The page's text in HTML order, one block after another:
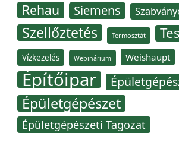
Rehau Siemens
Szellőztetés Termosztát
Vízkezelés Webinárium Weishaupt
Építőipar
Épületgépészet
Épületgépészeti Tagozat